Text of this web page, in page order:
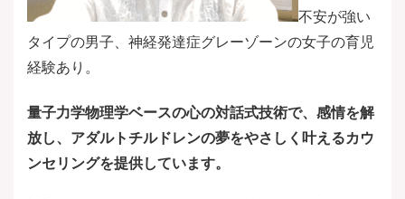
不安が強い
タイプの男子、神経発達症グレーゾーンの女子の育児
経験あり。
量子力学物理学ベースの心の対話式技術で、感情を解
放し、 アダルトチルドレンの夢をやさしく叶えるカウ
ンセリングを提供しています。